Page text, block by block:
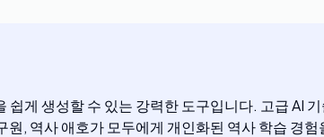
게 생성할 수 있는 강력한 도구입니다. 고급 AI
, 역사 애호가 모두에게 개인화된 역사 학습 경